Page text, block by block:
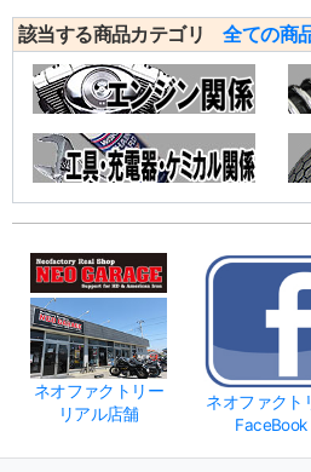
該当する商品カテゴリ全ての商
ネオファクトリー
リアル店舗
ネオファクト
FaceBook